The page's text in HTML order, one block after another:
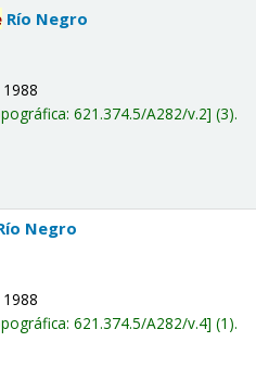
Río Negro
1988
621.374.5/A282/v.2 (3).
Negro
1988
621.374.5/A282/v.4 (1).